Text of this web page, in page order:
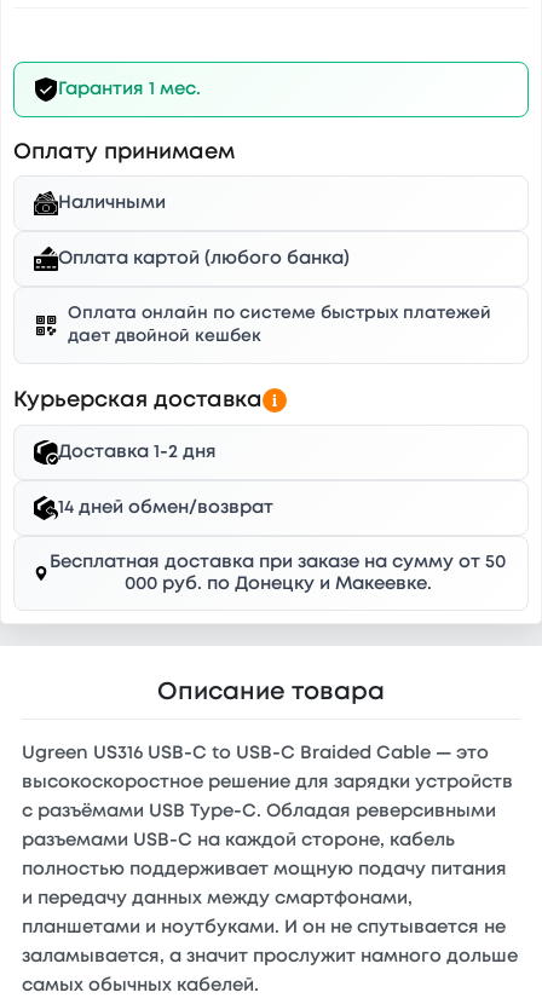
Гарантия 1 мес.
Оплату принимаем
Наличными
Оплата картой (любого банка)
Оплата онлайн по системе быстрых платежей
дает двойной кешбек
Курьерская доставка
Доставка 1-2 дня
14 дней обмен/возврат
Бесплатная доставка при заказе на сумму от 50
000 руб. по Донецку и Макеевке.
Описание товара
Ugreen US316 USB-C to USB-C Braided Cable — это
высокоскоростное решение для зарядки устройств
с разъёмами USB Type-C. Обладая реверсивными
разъемами USB-C на каждой стороне, кабель
полностью поддерживает мощную подачу питания
и передачу данных между смартфонами,
планшетами и ноутбуками. И он не спутывается не
заламывается, а значит прослужит намного дольше
самых обычных кабелей.